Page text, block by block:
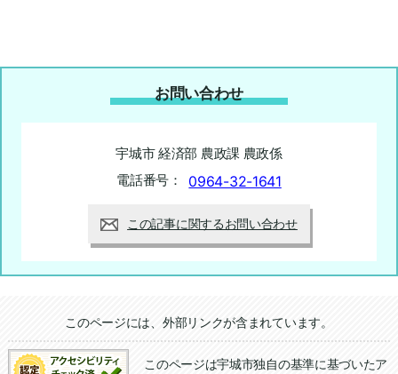
お問い合わせ
宇城市 経済部 農政課 農政係
電話番号：
0964-32-1641
この記事に関するお問い合わせ
追加情報：外部リンク
このページには、外部リンクが含まれています。
このページは宇城市独自の基準に基づいたア